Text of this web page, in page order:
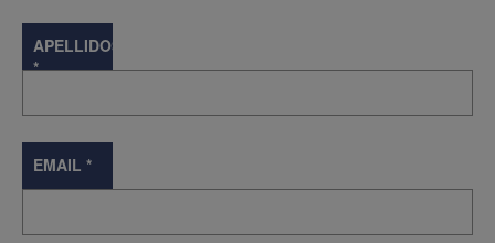
APELLIDOS
*
EMAIL *